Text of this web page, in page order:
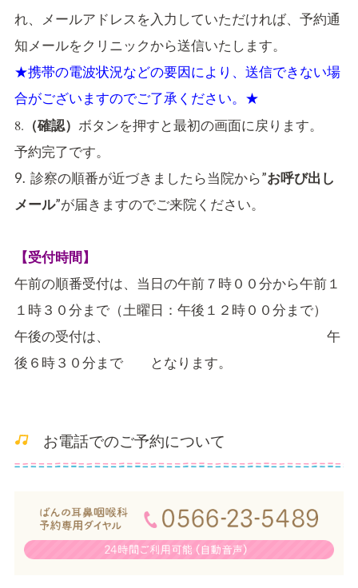
れ、メールアドレスを入力していただければ、予約通
知メールをクリニックから送信いたします。
★携帯の電波状況などの要因により、送信できない場
合がございますのでご了承ください。★
8. （確認） ボタンを押すと最初の画面に戻ります。
予約完了です。
9. 診察の順番が近づきましたら当院から”お呼び出し
メール”が届きますのでご来院ください。
【受付時間】
午前の順番受付は、当日の午前７時００分から午前１
１時３０分まで（土曜日：午後１２時００分まで）
午後の受付は、 午
後６時３０分まで となります。
お電話でのご予約について